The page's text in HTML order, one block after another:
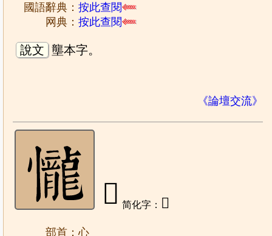
國語辭典：按此查閱
网典：按此查閱
說文 壟本字。
《論壇交流》
𢤱 简化字： 𢘙
部首：心